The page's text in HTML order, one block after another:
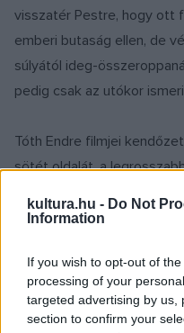
kultura.hu - Do Not
Information
If you wish to opt-out of
processing of your
targeted advertising by us,
section to confirm your
visszatér Pestre, hogy ott
emberi butaság ellen, de
súlyától ideg-
pedig csak az utókor
Tóth Endre filmjei
sötét oldalát, a
Uray Tivadar ennek
elsősorban egy meg nem
amit Eiben István